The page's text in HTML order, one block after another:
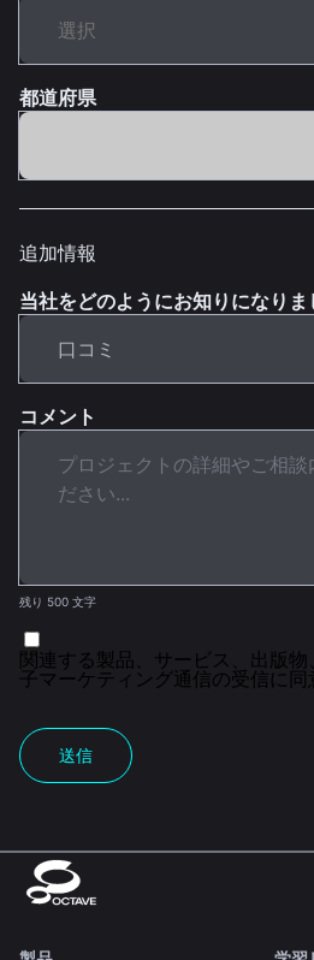
都道府県
追加情報
当社をどのようにお知りになりま
コメント
残り 500 文字
関連する製品、サービス、出版
子マーケティング通信の受信に同
送信